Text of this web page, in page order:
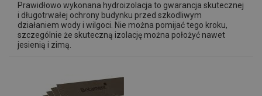
Prawidłowo wykonana hydroizolacja to gwarancja skutecznej
i długotrwałej ochrony budynku przed szkodliwym
działaniem wody i wilgoci. Nie można pomijać tego kroku,
szczególnie że skuteczną izolację można położyć nawet
jesienią i zimą.